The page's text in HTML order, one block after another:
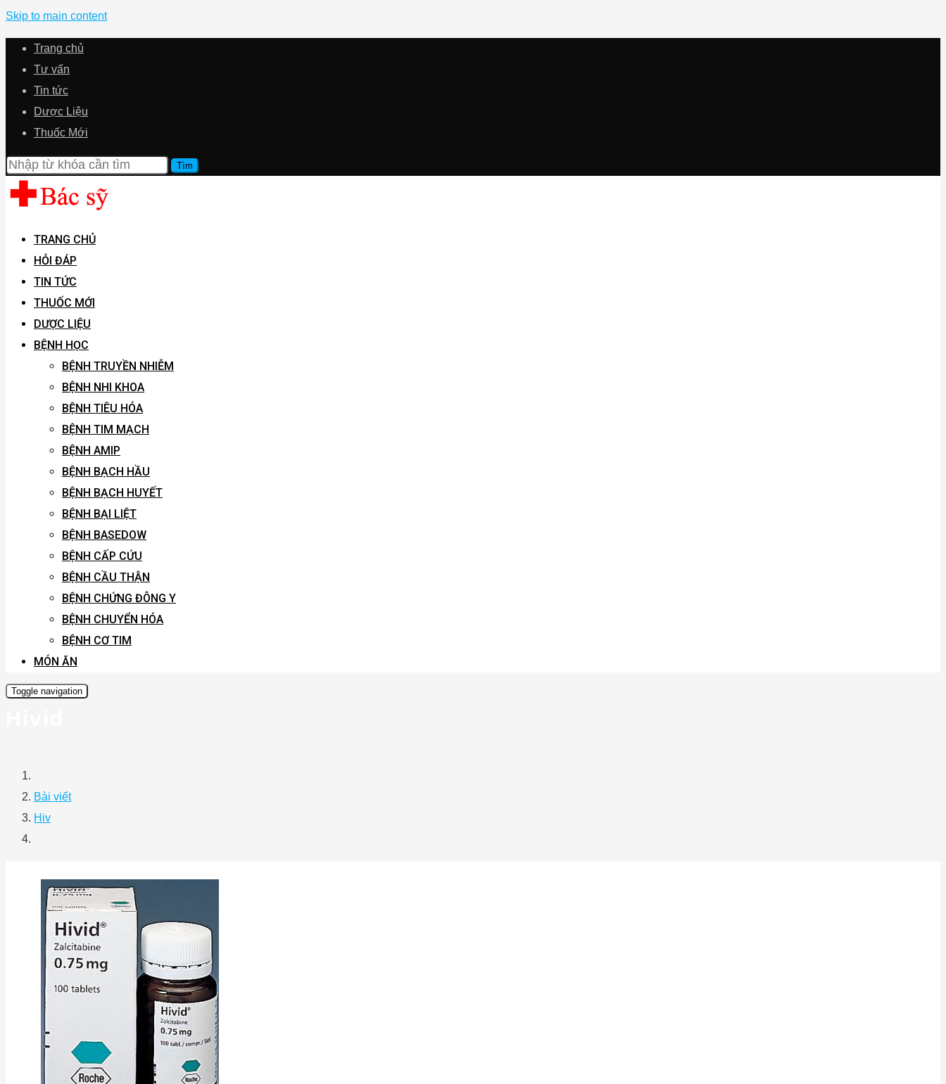
Skip to main content
Trang chủ
Tư vấn
Tin tức
Dược Liệu
Thuốc Mới
TRANG CHỦ
HỎI ĐÁP
TIN TỨC
THUỐC MỚI
DƯỢC LIỆU
BỆNH HỌC
BỆNH TRUYỀN NHIỄM
BỆNH NHI KHOA
BỆNH TIÊU HÓA
BỆNH TIM MẠCH
BỆNH AMIP
BỆNH BẠCH HẦU
BỆNH BẠCH HUYẾT
BỆNH BẠI LIỆT
BỆNH BASEDOW
BỆNH CẤP CỨU
BỆNH CẦU THẬN
BỆNH CHỨNG ĐÔNG Y
BỆNH CHUYỂN HÓA
BỆNH CƠ TIM
MÓN ĂN
Toggle navigation
Bài viết
Hiv